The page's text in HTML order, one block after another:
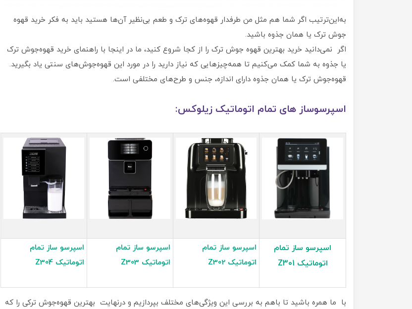
به‌این‌ترتیب اگر شما هم مثل من طرفدار قهوه‌های ترک و طعم بی‌نظیر آن‌ها هستید باید به فکر خرید قهوه
جوش ترک یا همان جذوه باشید.
اگر نمی‌دانید خرید بهترین قهوه جوش ترک را از کجا شروع کنید، ما در اینجا با راهنمای خرید قهوه‌جوش ترک
یا جذوه به شما کمک می‌کنیم تا همه‌چیزهایی که نیاز دارید را در مورد این قهوه‌جوش‌های سنتی یاد بگیرید.
قهوه‌جوش ترک یا همان جذوه دارای اندازه، جنس و طرح‌های مختلفی است.
اسپرسوساز های تمام اتوماتیک زیلوکس:
اسپرسو ساز تمام
اتوماتیک Z301
اسپرسو ساز تمام
اتوماتیک Z302
اسپرسو ساز تمام
اتوماتیک Z303
اسپرسو ساز تمام
اتوماتیک Z304
با ما همره باشید تا باهم به بررسی این ویژگی‌های مختلف بپردازیم و درنهایت بهترین قهوه‌جوش ترکی را که